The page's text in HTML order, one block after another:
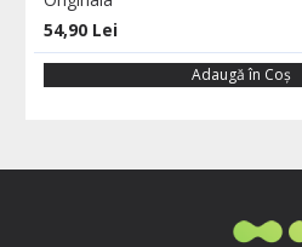
54,90 Lei
Adaugă în Coş